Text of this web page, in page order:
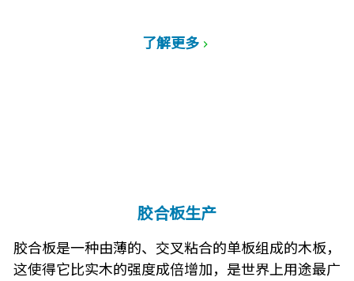
了解更多
胶合板生产
胶合板是一种由薄的、交叉粘合的单板组成的木板，
这使得它比实木的强度成倍增加，是世界上用途最广